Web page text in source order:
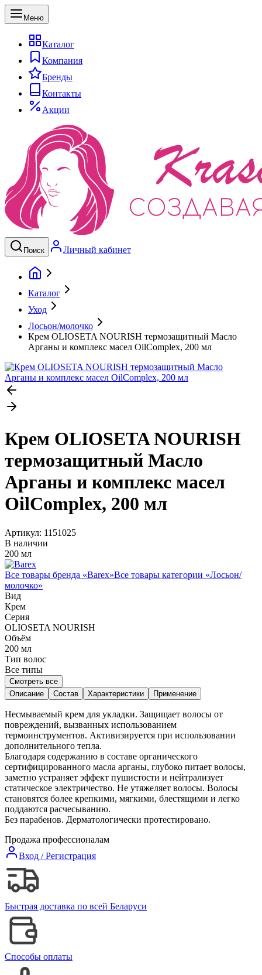
Меню
Каталог
Компания
Бренды
Контакты
Акции
Поиск Личный кабинет
Каталог
Уход
Лосьон/молочко
Крем OLIOSETA NOURISH термозащитный Масло
Арганы и комплекс масел OilComplex, 200 мл
Крем OLIOSETA NOURISH
термозащитный Масло
Арганы и комплекс масел
OilComplex, 200 мл
Артикул: 1151025
В наличии
200 мл
Все товары бренда «Barex»Все товары категории «Лосьон/
молочко»
Вид
Крем
Серия
OLIOSETA NOURISH
Объём
200 мл
Тип волос
Все типы
Смотреть все
Описание
Состав Характеристики Применение
Несмываемый крем для укладки. Защищает волосы от
повреждений, вызванных использованием
термоинструментов. Активизируется при использовании
дополнительного тепла.
Благодаря содержанию в составе органического
сертифицированного масла арганы, глубоко питает волосы,
заметно устраняет эффект пушистости и нейтрализует
статическое электричество. Не утяжеляет волосы. Волосы
становятся более крепкими, мягкими, блестящими и легко
поддаются расчесыванию.
Без парабенов. Дерматологически протестировано.
Продажа профессионалам
Вход / Регистрация
Быстрая доставка по всей Беларуси
Способы оплаты